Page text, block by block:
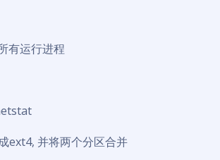
有运行进程
ext4, 并将两个分区合并